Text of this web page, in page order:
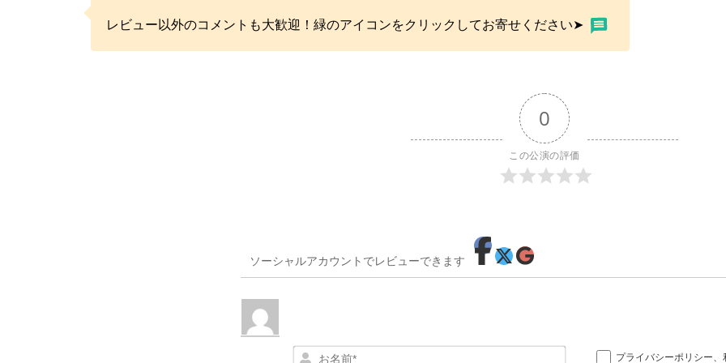
レビュー以外のコメントも大歓迎！緑のアイコンをクリックしてお寄せください➤
0
この公演の評価
ソーシャルアカウントでレビューできます
プライバシーポリシー、